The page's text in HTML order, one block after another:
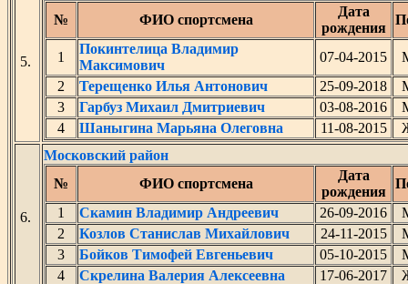
5.
№
ФИО спортсмена
Дата
рождения
1
Покинтелица Владимир
Максимович
07-04-2015
2
Терещенко Илья Антонович 25-09-2018
3
Гарбуз Михаил Дмитриевич 03-08-2016
4
Шаныгина Марьяна Олеговна 11-08-2015
6.
Московский район
№
ФИО спортсмена
Дата
рождения
1
Скамин Владимир Андреевич 26-09-2016
2
Козлов Станислав Михайлович 24-11-2015
3
Бойков Тимофей Евгеньевич 05-10-2015
4
Скрелина Валерия Алексеевна 17-06-2017